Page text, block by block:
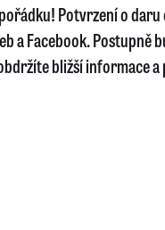
Potvrzení o
a Facebook. Postupně
bližší informace a